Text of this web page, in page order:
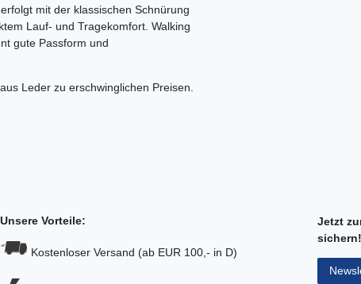
mit der klassischen Schnürung
Lauf- und Tragekomfort. Walking
gute Passform und
Leder zu erschwinglichen Preisen.
Unsere Vorteile:
Kostenloser Versand (ab EUR 100,- in D)
Jetzt
sichern!